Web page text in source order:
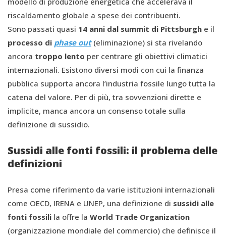
riscaldamento globale a spese dei contribuenti.
Sono passati quasi 14 anni dal summit di Pittsburgh e il
processo di phase out (eliminazione) si sta rivelando
ancora troppo lento per centrare gli obiettivi climatici
internazionali. Esistono diversi modi con cui la finanza
pubblica supporta ancora l’industria fossile lungo tutta la
catena del valore. Per di più, tra sovvenzioni dirette e
implicite, manca ancora un consenso totale sulla
definizione di sussidio.
Sussidi alle fonti fossili: il problema delle
definizioni
Presa come riferimento da varie istituzioni internazionali
come OECD, IRENA e UNEP, una definizione di sussidi alle
fonti fossili la offre la World Trade Organization
(organizzazione mondiale del commercio) che definisce il